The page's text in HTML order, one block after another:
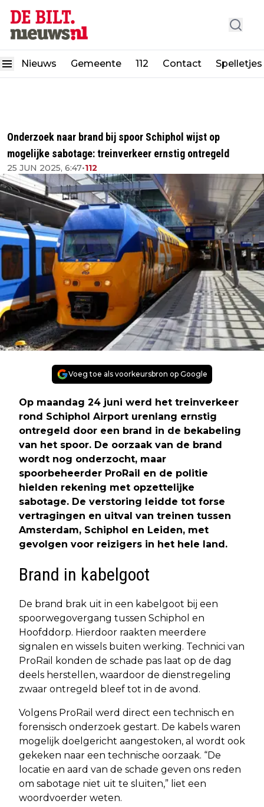
Nieuws Gemeente 112 Contact Spelletjes
Onderzoek naar brand bij spoor Schiphol wijst op
mogelijke sabotage: treinverkeer ernstig ontregeld
25 JUN 2025, 6:47•112
Voeg toe als voorkeursbron op Google
Op maandag 24 juni werd het treinverkeer
rond Schiphol Airport urenlang ernstig
ontregeld door een brand in de bekabeling
van het spoor. De oorzaak van de brand
wordt nog onderzocht, maar
spoorbeheerder ProRail en de politie
hielden rekening met opzettelijke
sabotage. De verstoring leidde tot forse
vertragingen en uitval van treinen tussen
Amsterdam, Schiphol en Leiden, met
gevolgen voor reizigers in het hele land.
Brand in kabelgoot
De brand brak uit in een kabelgoot bij een
spoorwegovergang tussen Schiphol en
Hoofddorp. Hierdoor raakten meerdere
signalen en wissels buiten werking. Technici van
ProRail konden de schade pas laat op de dag
deels herstellen, waardoor de dienstregeling
zwaar ontregeld bleef tot in de avond.
Volgens ProRail werd direct een technisch en
forensisch onderzoek gestart. De kabels waren
mogelijk doelgericht aangestoken, al wordt ook
gekeken naar een technische oorzaak. “De
locatie en aard van de schade geven ons reden
om sabotage niet uit te sluiten,” liet een
woordvoerder weten.